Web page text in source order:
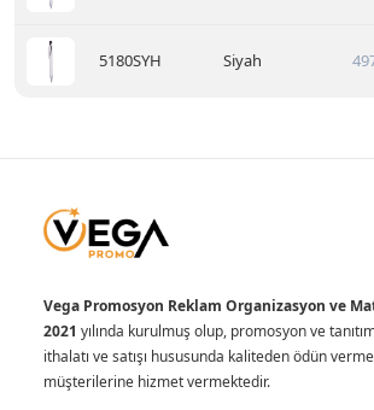
5180SYH Siyah
Vega Promosyon Reklam Organizasyon ve
2021 yılında kurulmuş olup, promosyon ve
ithalatı ve satışı hususunda kaliteden ödün
müşterilerine hizmet vermektedir.